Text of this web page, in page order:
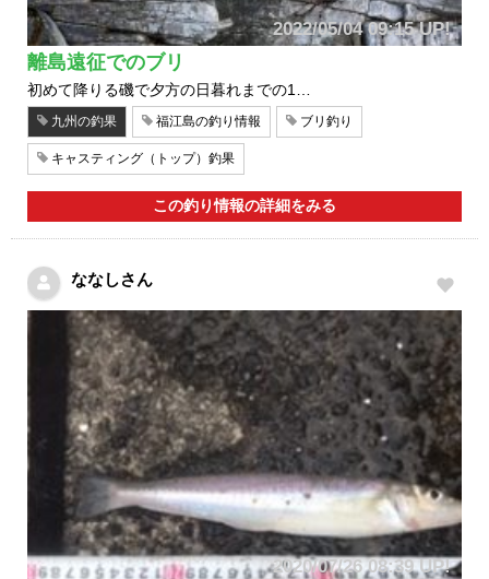
2022/05/04 09:15 UP!
離島遠征でのブリ
初めて降りる磯で夕方の日暮れまでの1…
九州の釣果 福江島の釣り情報 ブリ釣り
キャスティング（トップ）釣果
この釣り情報の詳細をみる
ななしさん
2020/07/26 08:39 UP!